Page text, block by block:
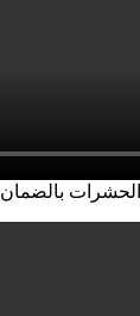
بالضمان